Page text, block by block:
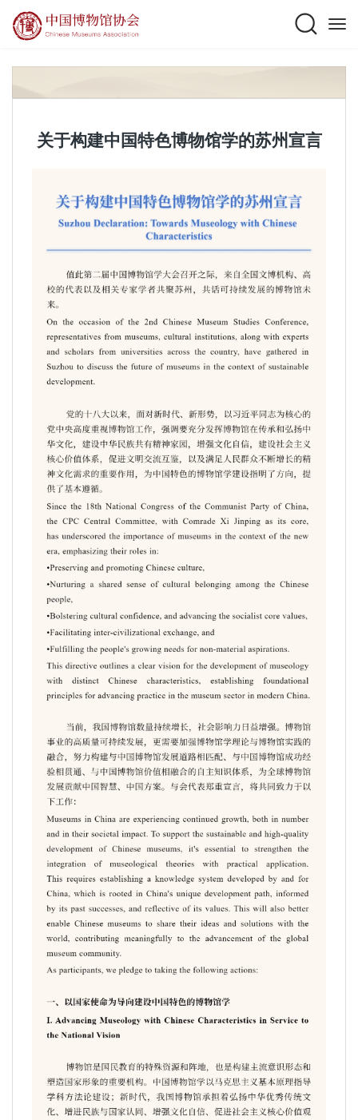
关于构建中国特色博物馆学的苏州宣言